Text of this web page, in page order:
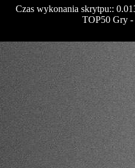
Czas wykonania skrytpu::
TOP50 Gry